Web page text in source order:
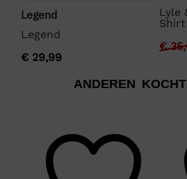
Legend
Legend
€ 29,99
Lyle
Shirt
€
ANDEREN